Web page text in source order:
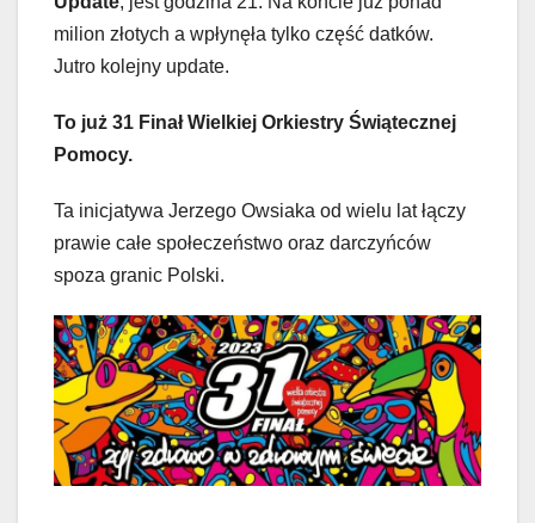
milion złotych a wpłynęła tylko część datków.
Jutro kolejny update.
To już 31 Finał Wielkiej Orkiestry Świątecznej
Pomocy.
Ta inicjatywa Jerzego Owsiaka od wielu lat łączy
prawie całe społeczeństwo oraz darczyńców
spoza granic Polski.